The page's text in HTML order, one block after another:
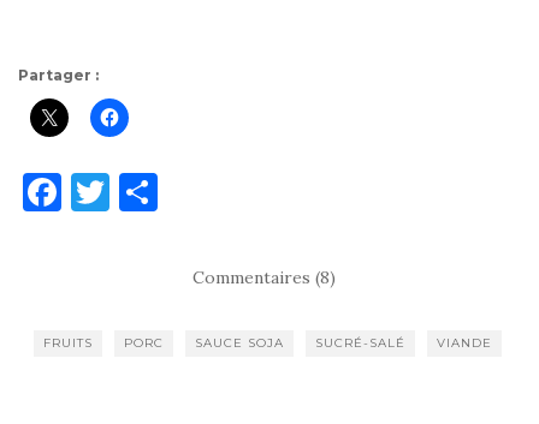
Partager :
F
b
T
r er
Commentaires (8)
FRUITS PORC SAUCE SOJA SUCRÉ-SALÉ VIANDE